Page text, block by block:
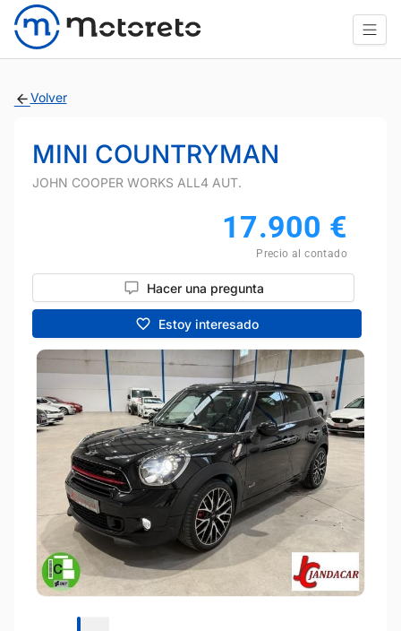
Volver
MINI COUNTRYMAN
JOHN COOPER WORKS ALL4 AUT.
17.900 €
Precio al contado
Hacer una pregunta
Estoy interesado